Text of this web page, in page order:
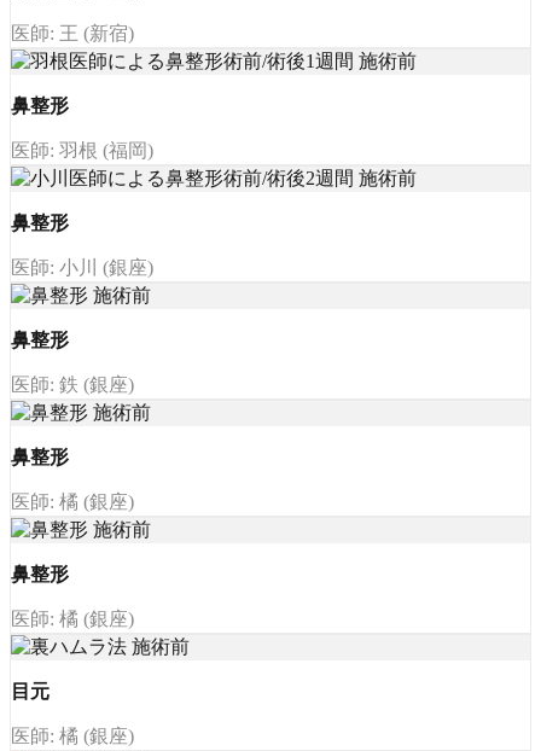
医師: 王 (新宿)
鼻整形
医師: 羽根 (福岡)
鼻整形
医師: 小川 (銀座)
鼻整形
医師: 鉄 (銀座)
鼻整形
医師: 橘 (銀座)
鼻整形
医師: 橘 (銀座)
目元
医師: 橘 (銀座)